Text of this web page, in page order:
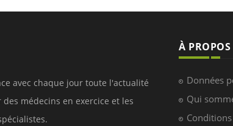
avec chaque jour toute l'actualité
médecins en exercice et les
À PROPOS
Données
Qui